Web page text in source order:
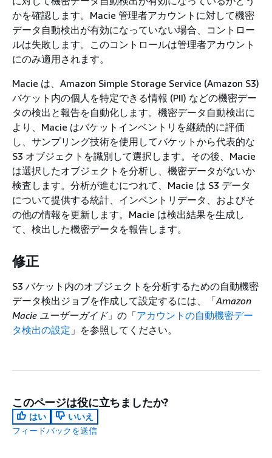
かを確認します。Macie 管理者アカウントに対して機密
データ自動検出が有効になっていない場合、コントロー
ルは失敗します。このコントロールは管理者アカウント
にのみ適用されます。
Macie は、Amazon Simple Storage Service (Amazon S3)
バケット内の個人を特定できる情報 (PII) などの機密デー
タの検出と報告を自動化します。機密データ自動検出に
より、Macie はバケットインベントリを継続的に評価
し、サンプリング技術を使用してバケットから代表的な
S3 オブジェクトを識別して選択します。その後、Macie
は選択したオブジェクトを分析し、機密データがないか
検査します。分析が進むにつれて、Macie は S3 データ
について提供する統計、インベントリデータ、およびそ
の他の情報を更新します。Macie は検出結果を生成し
て、検出した機密データを報告します。
修正
S3 バケット内のオブジェクトを分析するための自動機密
データ検出ジョブを作成して設定するには、「Amazon
Macie ユーザーガイド」の「アカウントの自動機密デー
タ検出の設定 」を参照してください。
このページは役に立ちましたか?
はい
いいえ
フィードバックを送信